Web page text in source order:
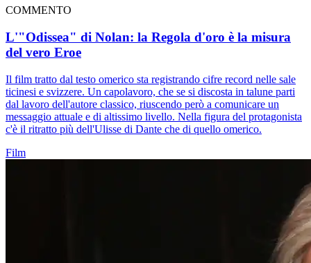
COMMENTO
L'"Odissea" di Nolan: la Regola d'oro è la misura
del vero Eroe
Il film tratto dal testo omerico sta registrando cifre record nelle sale
ticinesi e svizzere. Un capolavoro, che se si discosta in talune parti
dal lavoro dell'autore classico, riuscendo però a comunicare un
messaggio attuale e di altissimo livello. Nella figura del protagonista
c'è il ritratto più dell'Ulisse di Dante che di quello omerico.
Film